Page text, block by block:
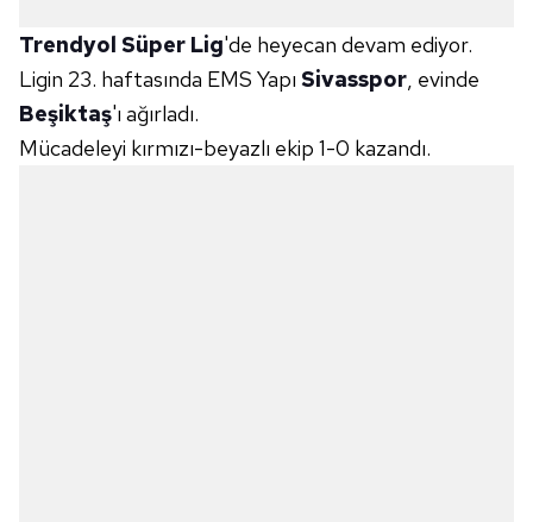
Trendyol Süper Lig'de heyecan devam ediyor.
Ligin 23. haftasında EMS Yapı Sivasspor, evinde
Beşiktaş'ı ağırladı.
Mücadeleyi kırmızı-beyazlı ekip 1-0 kazandı.